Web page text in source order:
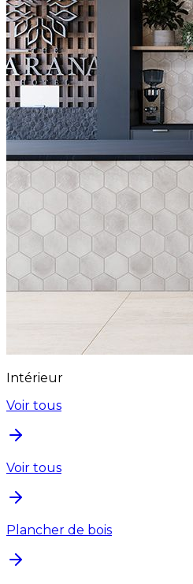
Intérieur
Voir tous
Voir tous
Plancher de bois